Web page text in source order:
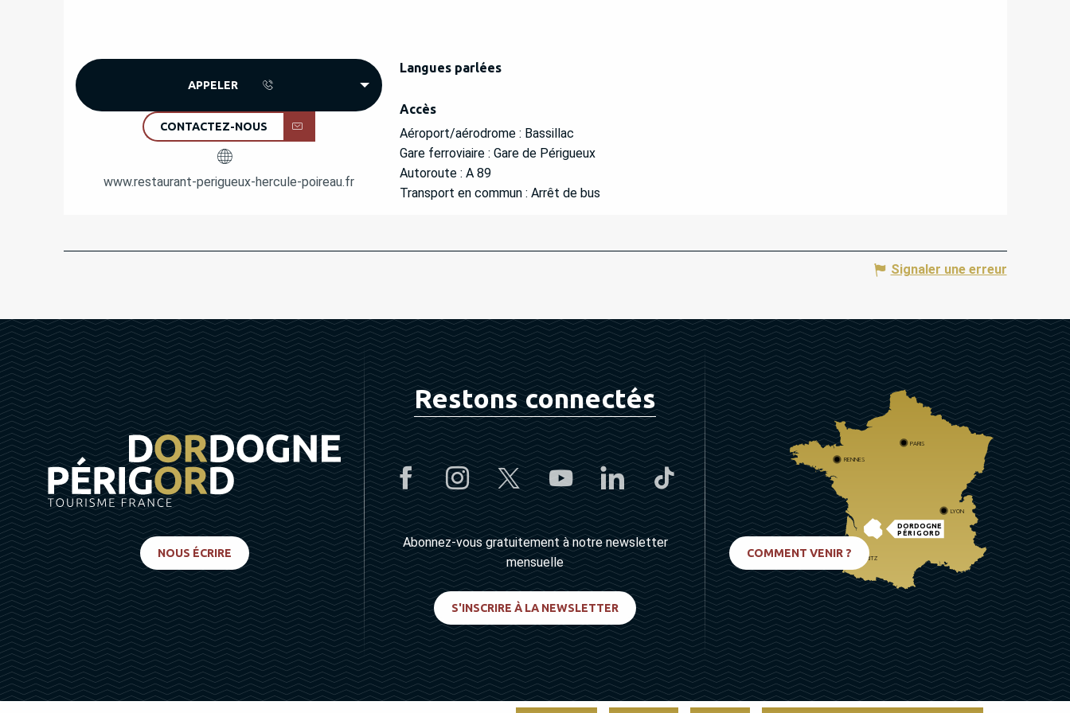
APPELER
CONTACTEZ-NOUS
www.restaurant-perigueux-hercule-poireau.fr
Langues parlées
Langues parlées
Accès
Accès
Aéroport/aérodrome : Bassillac
Gare ferroviaire : Gare de Périgueux
Autoroute : A 89
Transport en commun : Arrêt de bus
Signaler une erreur
NOUS ÉCRIRE
Restons connectés
Abonnez-vous gratuitement à notre newsletter
mensuelle
S'INSCRIRE À LA NEWSLETTER
DORDOGNE
PÉRIGORD
PARIS
RENNES
LYON
BIARRITZ
COMMENT VENIR ?